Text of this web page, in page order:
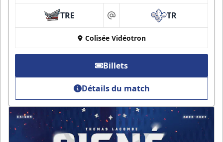
TRE at TR
Colisée Vidéotron
Billets
Détails du match